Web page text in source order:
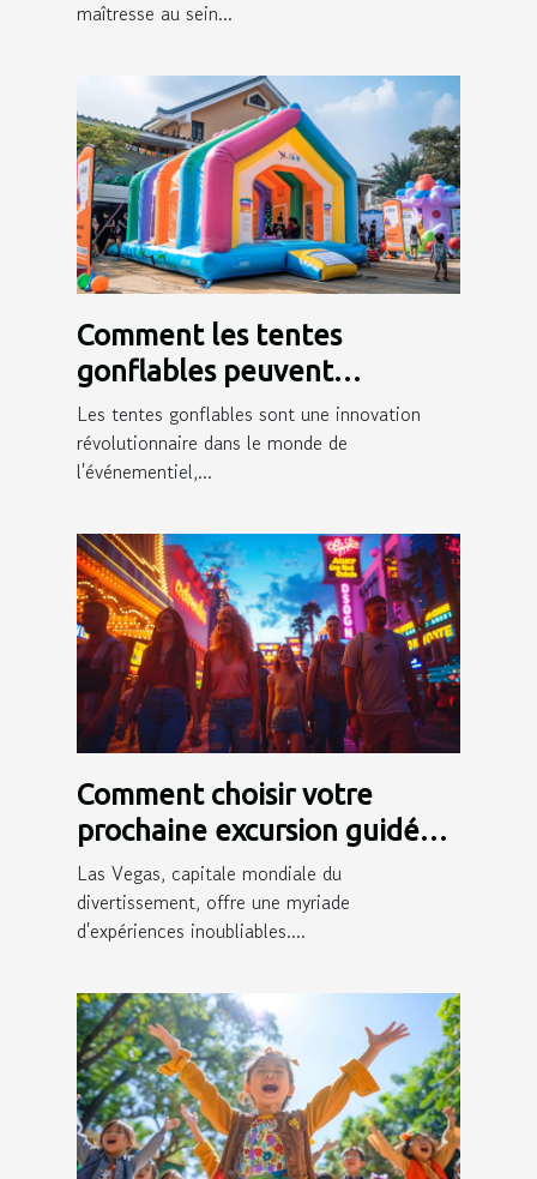
maîtresse au sein...
Comment les tentes
gonflables peuvent
dynamiser votre présence
événementielle
Les tentes gonflables sont une innovation
révolutionnaire dans le monde de
l'événementiel,...
Comment choisir votre
prochaine excursion guidée
en français à Las Vegas
Las Vegas, capitale mondiale du
divertissement, offre une myriade
d'expériences inoubliables....